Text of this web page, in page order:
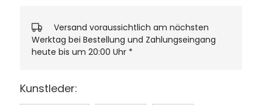
Versand voraussichtlich am nächsten
Werktag bei Bestellung und Zahlungseingang
heute bis um 20:00 Uhr *
Kunstleder: